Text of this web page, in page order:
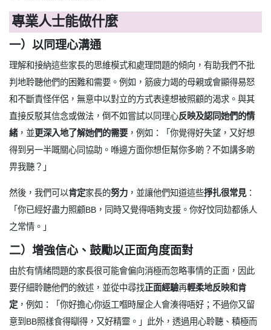
專業人士能做什麼
一）以同理心溝通
理解和接納這些家長的思維模式和處理問題的傾向，有助我們不批
判地聆聽他們的困難和需要。例如，筋疲力竭的母親或會顯得易怒
和不斷責怪伴侶，無意中以對立的方式表達想被照顧的渴求。與其
直接反駁其信念或做法，倒不如嘗試以同理心反映及認同她們的情
緒，並更深入地了解她們的需要，例如：「你覺得好失望，又好想
得到另一半嘅關心同協助。喺邊方面你想佢幫你多啲？不如講多啲
畀我聽？」
然後，我們可以肯定家長的努力 ，並讓他們知道這些掙扎很常見：
「你已經好盡力照顧BB，同時又覺得唔夠支援。你好忟同攰都係人
之常情。」
二）增強信心、鼓勵以正面角度面對
由於有情緒問題的家長很可能會偏向消極而忽略事情的正面，因此
要仔細聆聽他們的敘述，並從中尋找正面經驗再輕柔地反映和肯
定 ，例如：「你好擔心你返工嗰時屋企人會湊得唔好；不過你又留
意到BB照樣食得瞓得，又好精靈。」此外，透過用心聆聽、積極而